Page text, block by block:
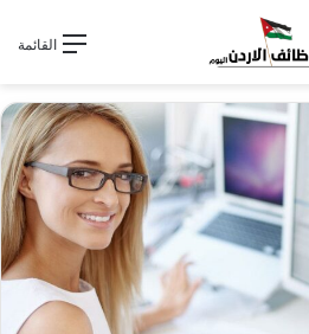
القائمة